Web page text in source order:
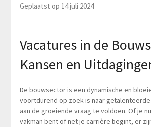
Geplaatst op 14 juli 2024
Vacatures in de
Kansen en
De bouwsector is een dynamische en
voortdurend op zoek is naar
aan de groeiende vraag te voldoen. Of je
vakman bent of net je carrière begint, er